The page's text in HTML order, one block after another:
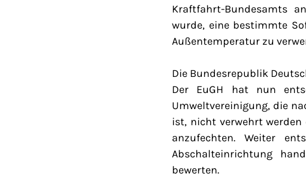
Kraftfahrt-Bundesamts
wurde, eine bestimmte
Außentemperatur zu
Die Bundesrepublik
Der EuGH hat nun
Umweltvereinigung, die
ist, nicht verwehrt
anzufechten. Weiter
Abschalteinrichtung
bewerten.